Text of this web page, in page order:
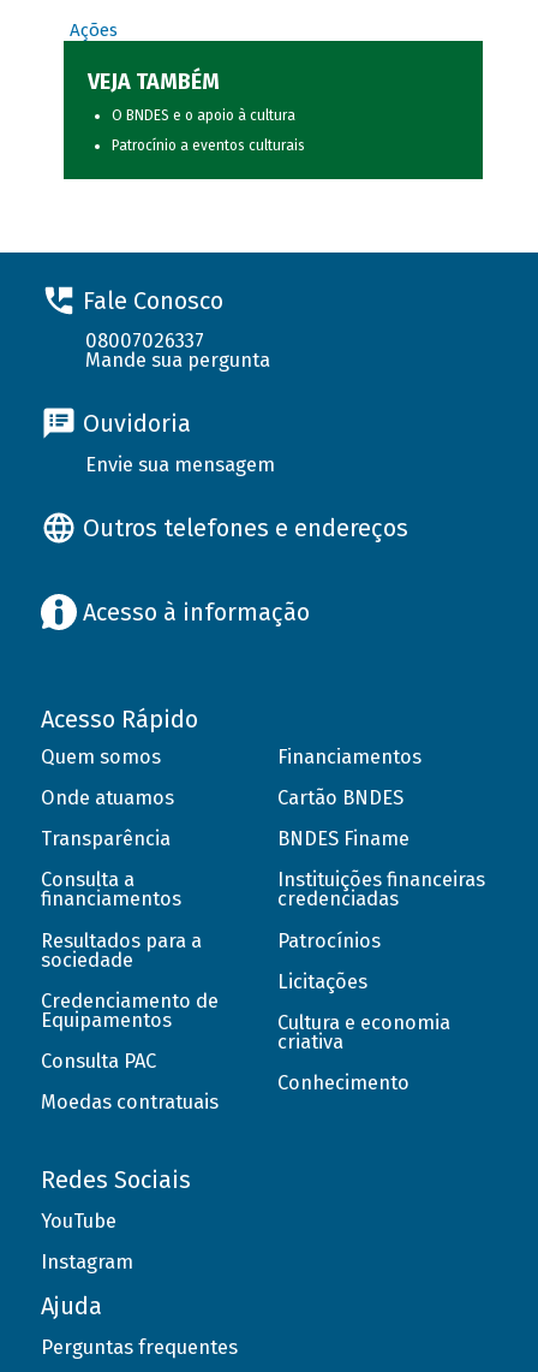
Ações
VEJA TAMBÉM
O BNDES e o apoio à cultura
Patrocínio a eventos culturais
Fale Conosco
08007026337
Mande sua pergunta
Ouvidoria
Envie sua mensagem
Outros telefones e endereços
Acesso à informação
Acesso Rápido
Quem somos
Onde atuamos
Transparência
Consulta a
financiamentos
Resultados para a
sociedade
Credenciamento de
Equipamentos
Consulta PAC
Moedas contratuais
Financiamentos
Cartão BNDES
BNDES Finame
Instituições financeiras
credenciadas
Patrocínios
Licitações
Cultura e economia
criativa
Conhecimento
Redes Sociais
YouTube
Instagram
Ajuda
Perguntas frequentes